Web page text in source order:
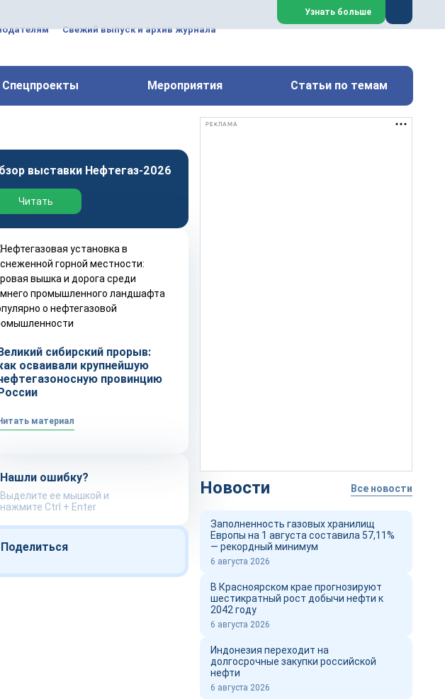
восстановлением, техническим обслуживанием
нефтегазовых, нефтехимических, металлургических
Закрыть
Узнать больше
Свежий выпуск и архив журнала
Спецпроекты Мероприятия Статьи по темам
выставки Нефтегаз-2026
Читать
о нефтегазовой
сибирский прорыв:
осваивали крупнейшую
провинцию
материал
Нашли ошибку?
Выделите ее мышкой и
нажмите Ctrl + Enter
Поделиться
РЕКЛАМА
Новости Все новости
Заполненность газовых хранилищ
Европы на 1 августа составила 57,11%
— рекордный минимум
6 августа 2026
В Красноярском крае прогнозируют
шестикратный рост добычи нефти к
2042 году
6 августа 2026
Индонезия переходит на
долгосрочные закупки российской
нефти
6 августа 2026